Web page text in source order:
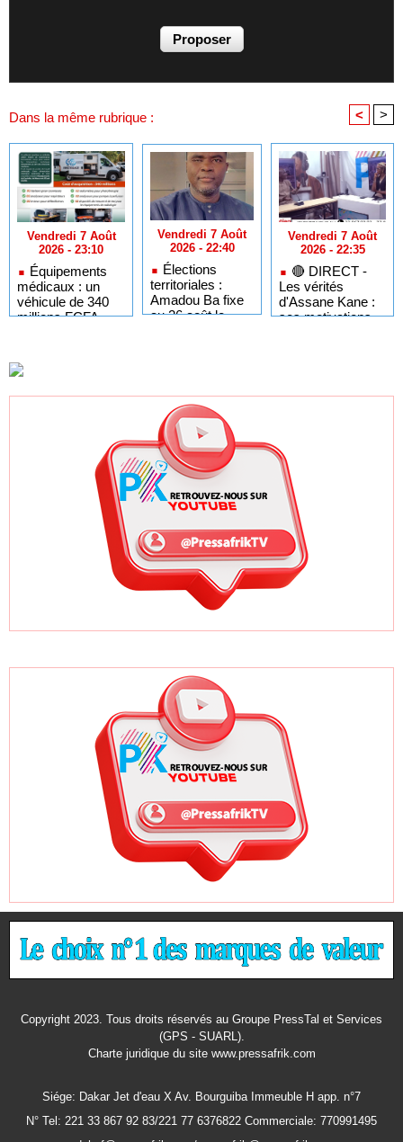
Dans la même rubrique : < >
Vendredi 7 Août
2026 - 23:10
Équipements
médicaux : un
véhicule de 340
millions FCFA
Sénégal
Vendredi 7 Août
2026 - 22:40
Élections
territoriales :
Amadou Ba fixe
au 26 août le
Vendredi 7 Août
2026 - 22:35
🔴​ DIRECT -
Les vérités
d'Assane Kane :
ses motivations,
Copyright 2023. Tous droits réservés au Groupe PressTal et Services
(GPS - SUARL).
Charte juridiquedu site www.pressafrik.com
Siége: Dakar Jet d'eau X Av. Bourguiba Immeuble H app. n°7
N° Tel: 221 33 867 92 83/221 77 6376822 Commerciale: 770991495